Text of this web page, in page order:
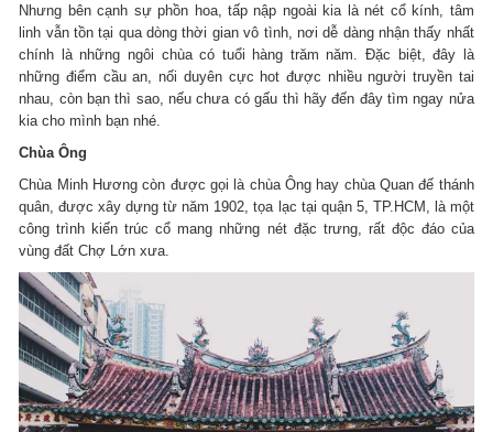
Nhưng bên cạnh sự phồn hoa, tấp nập ngoài kia là nét cổ kính, tâm
linh vẫn tồn tại qua dòng thời gian vô tình, nơi dễ dàng nhận thấy nhất
chính là những ngôi chùa có tuổi hàng trăm năm. Đặc biệt, đây là
những điểm cầu an, nối duyên cực hot được nhiều người truyền tai
nhau, còn bạn thì sao, nếu chưa có gấu thì hãy đến đây tìm ngay nửa
kia cho mình bạn nhé.
Chùa Ông
Chùa Minh Hương còn được gọi là chùa Ông hay chùa Quan đế thánh
quân, được xây dựng từ năm 1902, tọa lạc tại quận 5, TP.HCM, là một
công trình kiến trúc cổ mang những nét đặc trưng, rất độc đáo của
vùng đất Chợ Lớn xưa.